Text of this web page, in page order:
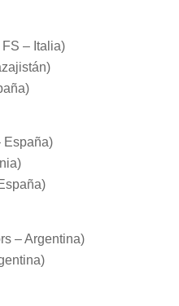
– Italia)
España)
– Argentina)